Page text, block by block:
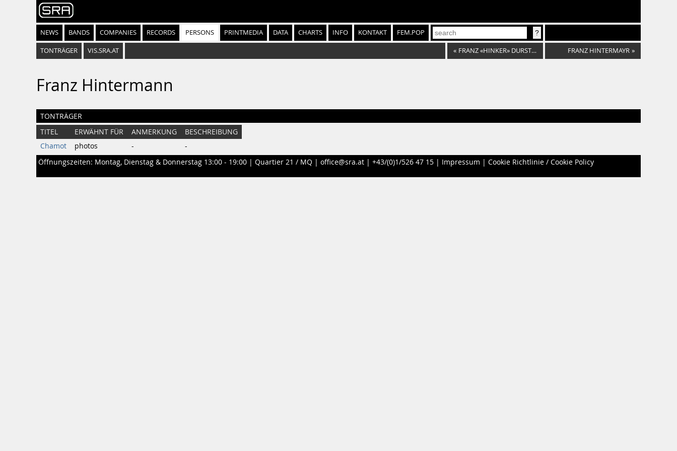
NEWS BANDS COMPANIES RECORDS PERSONS PRINTMEDIA DATA CHARTS INFO KONTAKT FEM.POP
TONTRÄGER VIS.SRA.AT « FRANZ «HINKER» DURSTBERGER FRANZ HINTERMAYR »
Franz Hintermann
TONTRÄGER
TITEL ERWÄHNT FÜR ANMERKUNG
BESCHREIBUNG
Chamot
photos -
-
Öffnungszeiten: Montag, Dienstag & Donnerstag 13:00 - 19:00 | Quartier 21 / MQ | office@sra.at | +43/(0)1/526 47 15 | Impressum | Cookie Richtlinie / Cookie Policy